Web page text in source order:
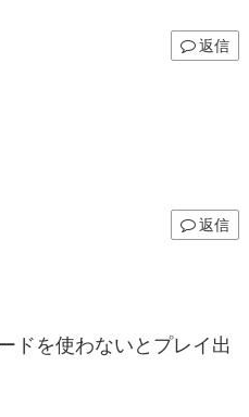
返信
返信
ドを使わないとプレイ出